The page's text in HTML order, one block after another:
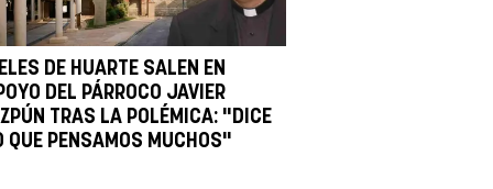
DE HUARTE SALEN EN
DEL PÁRROCO JAVIER
TRAS LA POLÉMICA: "DICE
QUE PENSAMOS MUCHOS"